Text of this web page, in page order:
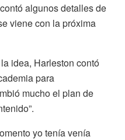
algunos detalles de
viene con la próxima
idea, Harleston contó
para
mucho el plan de
yo tenía venía